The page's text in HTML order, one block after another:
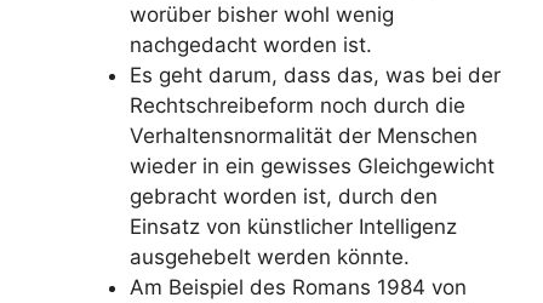
worüber bisher wohl wenig
nachgedacht worden ist.
Es geht darum, dass das, was bei der
Rechtschreibeform noch durch die
Verhaltensnormalität der Menschen
wieder in ein gewisses Gleichgewicht
gebracht worden ist, durch den
Einsatz von künstlicher Intelligenz
ausgehebelt werden könnte.
Am Beispiel des Romans 1984 von